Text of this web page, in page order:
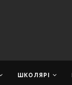
ШКОЛЯРІ